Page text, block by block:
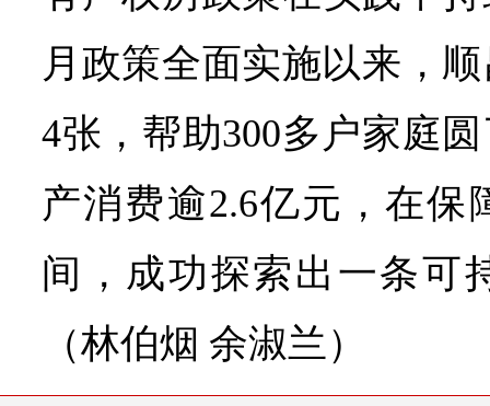
月政策全面实施以来，
4张，帮助300多户家庭
产消费逾2.6亿元，在保
间，成功探索出一条可
（林伯烟 余淑兰）